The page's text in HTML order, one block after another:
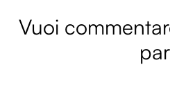
Vuoi